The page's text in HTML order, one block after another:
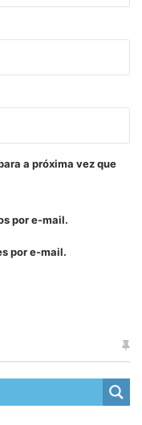
a próxima vez que
por e-mail.
por e-mail.